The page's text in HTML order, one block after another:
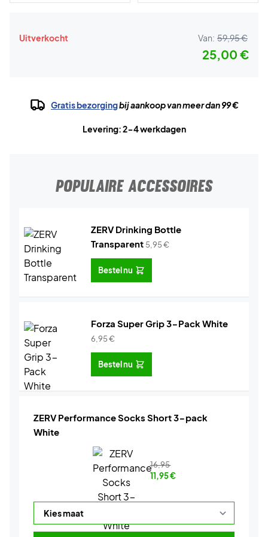
Uitverkocht Van: 59,95 €
25,00 €
Gratis bezorgingbij aankoop van meer dan 99 €
Levering: 2-4 werkdagen
POPULAIRE ACCESSOIRES
ZERV Drinking Bottle
Transparent 5,95€
Bestel nu
Forza Super Grip 3-Pack White
6,95€
Bestel nu
ZERV Performance Socks Short 3-pack
White
16,95
11,95€